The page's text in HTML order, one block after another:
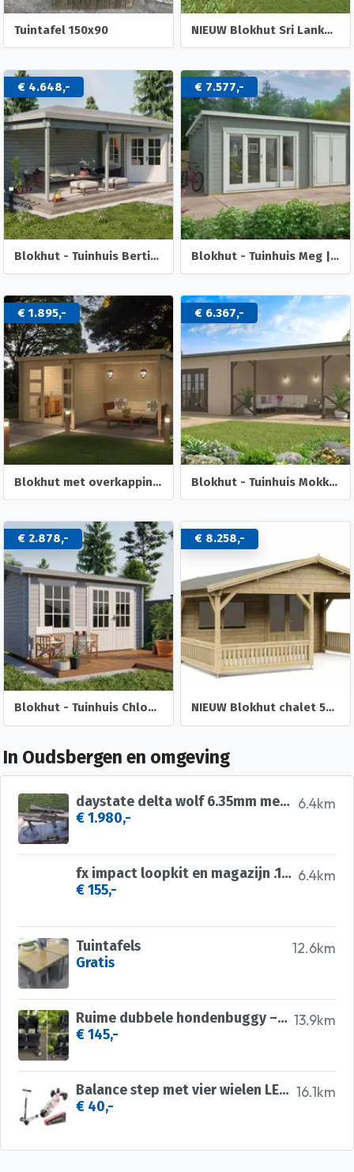
Tuintafel 150x90 NIEUW Blokhut Sri Lanka 44 Dgp+
€ 4.648,-
Blokhut - Tuinhuis Bertil | 44 mm | vuren onbehandeld
€ 7.577,-
Blokhut - Tuinhuis Meg | 44 mm | onbehandeld
€ 1.895,-
Blokhut met overkapping Helena 472x230 Onbehandeld vuren
€ 6.367,-
Blokhut - Tuinhuis Mokka | 40 mm | vuren onbehandeld
€ 2.878,-
Blokhut - Tuinhuis Chloe | 40 mm | vuren onbehandeld
€ 8.258,-
NIEUW Blokhut chalet 50mm: 5×5+3
In Oudsbergen en omgeving
6.4km
daystate delta wolf 6.35mm met vector optics continental
€ 1.980,-
6.4km
fx impact loopkit en magazijn .177
€ 155,-
12.6km
Tuintafels
Gratis
13.9km
Ruime dubbele hondenbuggy – opvouwbaar en praktisch! 🐾
€ 145,-
16.1km
Balance step met vier wielen LED knipsels
€ 40,-